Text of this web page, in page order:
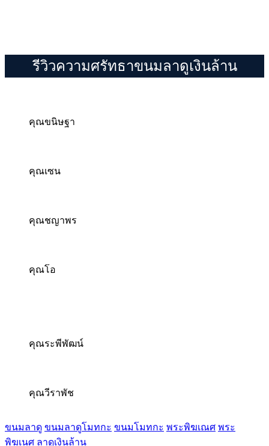
รีวิวความศรัทธาขนมลาดูเงินล้าน
คุณขนิษฐา
คุณเซน
คุณชญาพร
คุณโอ
คุณระพีพัฒน์
คุณวีราพัช
ขนมลาดู ขนมลาดูโมทกะ ขนมโมทกะ พระพิฆเณศ พระ
พิฆเนศ ลาดูเงินล้าน